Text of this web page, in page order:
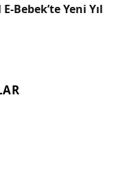
Bebek’te Yeni Yıl